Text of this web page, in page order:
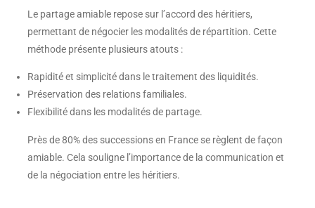
Le partage amiable repose sur l’accord des héritiers,
permettant de négocier les modalités de répartition. Cette
méthode présente plusieurs atouts :
Rapidité et simplicité dans le traitement des liquidités.
Préservation des relations familiales.
Flexibilité dans les modalités de partage.
Près de 80% des successions en France se règlent de façon
amiable. Cela souligne l’importance de la communication et
de la négociation entre les héritiers.